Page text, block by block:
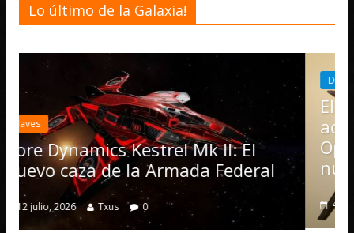
Lo último de la Galaxia!
Mk II: El
Armada Federal
Elite Dangerous
actualización 4.4.0:
Operations, el
numerosas mejoras
4 julio, 2026